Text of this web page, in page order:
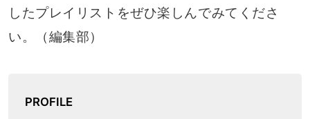
したプレイリストをぜひ楽しんでみてくださ
い。（編集部）
PROFILE